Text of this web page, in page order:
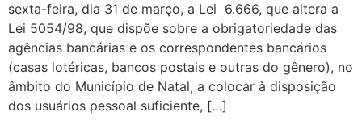
sexta-feira, dia 31 de março, a Lei 6.666, que altera a
Lei 5054/98, que dispõe sobre a obrigatoriedade das
agências bancárias e os correspondentes bancários
(casas lotéricas, bancos postais e outras do gênero), no
âmbito do Município de Natal, a colocar à disposição
dos usuários pessoal suficiente, […]